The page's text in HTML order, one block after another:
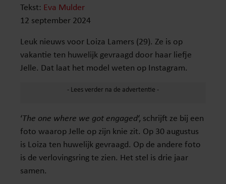
Tekst: Eva Mulder
12 september 2024
Leuk nieuws voor Loiza Lamers (29). Ze is op
vakantie ten huwelijk gevraagd door haar liefje
Jelle. Dat laat het model weten op Instagram.
‘The one where we got engaged‘, schrijft ze bij een
foto waarop Jelle op zijn knie zit. Op 30 augustus
is Loiza ten huwelijk gevraagd. Op de andere foto
is de verlovingsring te zien. Het stel is drie jaar
samen.